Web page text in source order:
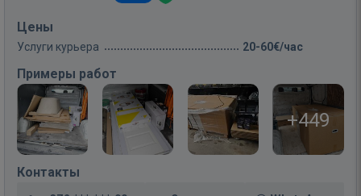
Цены
Услуги курьера 20-60€/час
Примеры работ
+449
Контакты